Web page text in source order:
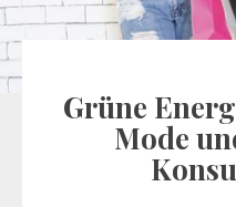
Grüne
Mode